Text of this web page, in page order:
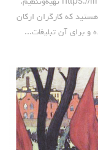
گفتار مازیار رازی در کلاب هاوس https://linktr.ee/mazraz تهیه‌وتنظیم:
که کارگران ارکان
و برای آن تبلیغات...